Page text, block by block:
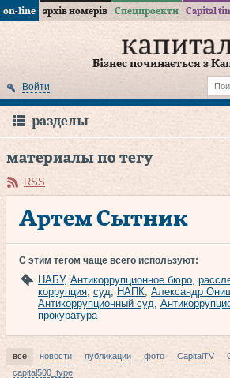
on-line архів номерів Спецпроекти Capital
Бізнес починається з
Войти
разделы
материалы по тегу
RSS
Артем Сытник
С этим тегом чаще всего используют:
НАБУ, Антикоррупционное бюро,
коррупция, суд, НАПК, Александр
Антикоррупционный суд,
прокуратура
все новости публикации фото CapitalTV
capital500_type